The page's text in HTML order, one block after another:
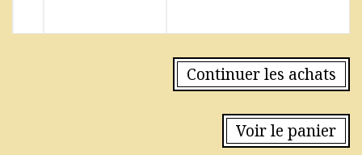
Continuer les achats
Voir le panier